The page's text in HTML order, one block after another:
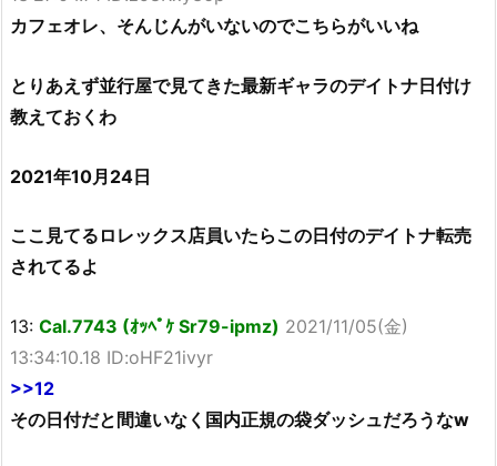
カフェオレ、そんじんがいないのでこちらがいいね
とりあえず並行屋で見てきた最新ギャラのデイトナ日付け
教えておくわ
2021年10月24日
ここ見てるロレックス店員いたらこの日付のデイトナ転売
されてるよ
13: Cal.7743 (ｵｯﾍﾟｹ Sr79-ipmz) 2021/11/05(金)
13:34:10.18 ID:oHF21ivyr
>>12
その日付だと間違いなく国内正規の袋ダッシュだろうなw